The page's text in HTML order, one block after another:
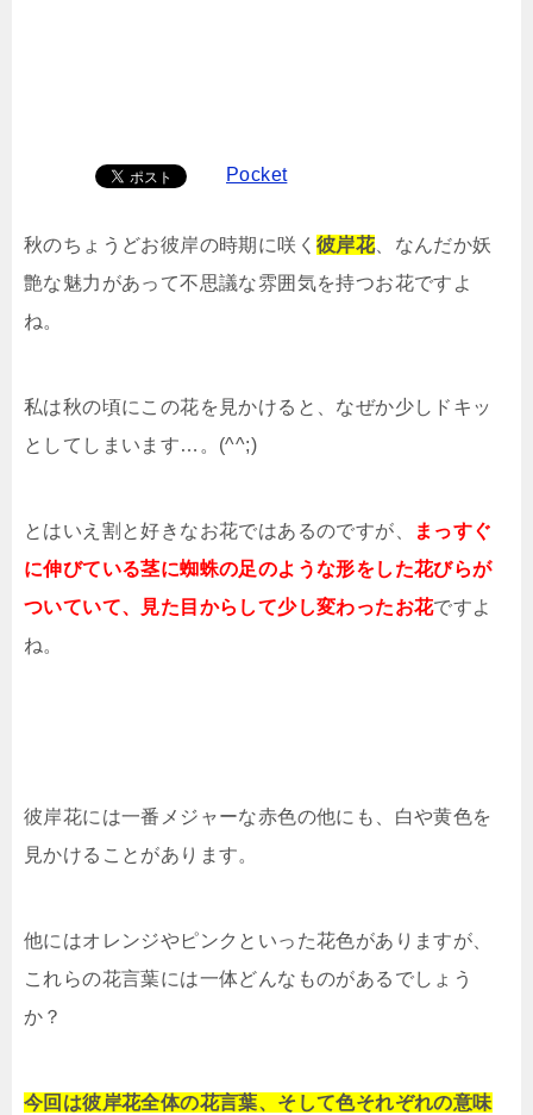
Pocket
秋のちょうどお彼岸の時期に咲く 彼岸花、なんだか妖
艶な魅力があって不思議な雰囲気を持つお花ですよ
ね。
私は秋の頃にこの花を見かけると、なぜか少しドキッ
としてしまいます…。(^^;)
とはいえ割と好きなお花ではあるのですが、
まっすぐ
に伸びている茎に蜘蛛の足のような形をした花びらが
ついていて、見た目からして少し変わったお花ですよ
ね。
彼岸花には一番メジャーな赤色の他にも、白や黄色を
見かけることがあります。
他にはオレンジやピンクといった花色がありますが、
これらの花言葉には一体どんなものがあるでしょう
か？
今回は彼岸花全体の花言葉、そして色それぞれの意味